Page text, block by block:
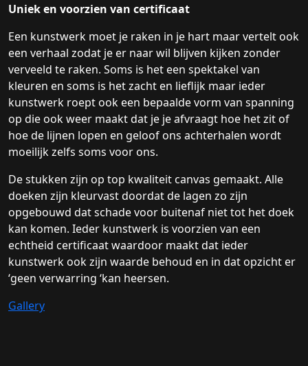
Uniek en voorzien van certificaat
Een kunstwerk moet je raken in je hart maar vertelt ook
een verhaal zodat je er naar wil blijven kijken zonder
verveeld te raken. Soms is het een spektakel van
kleuren en soms is het zacht en lieflijk maar ieder
kunstwerk roept ook een bepaalde vorm van spanning
op die ook weer maakt dat je je afvraagt hoe het zit of
hoe de lijnen lopen en geloof ons achterhalen wordt
moeilijk zelfs soms voor ons.
De stukken zijn op top kwaliteit canvas gemaakt. Alle
doeken zijn kleurvast doordat de lagen zo zijn
opgebouwd dat schade voor buitenaf niet tot het doek
kan komen. Ieder kunstwerk is voorzien van een
echtheid certificaat waardoor maakt dat ieder
kunstwerk ook zijn waarde behoud en in dat opzicht er
‘geen verwarring ‘kan heersen.
Gallery